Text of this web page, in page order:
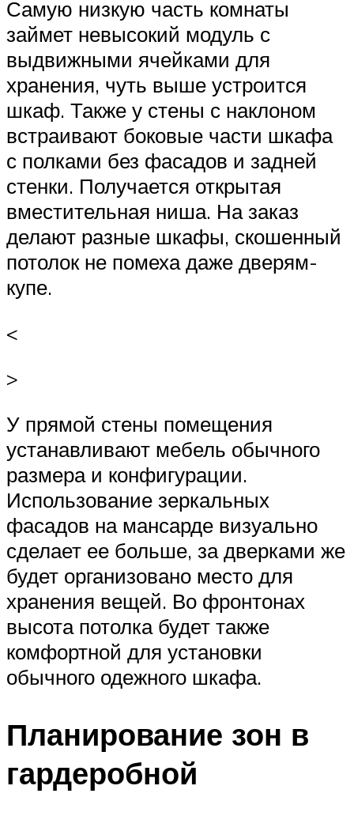
Самую низкую часть комнаты
займет невысокий модуль с
выдвижными ячейками для
хранения, чуть выше устроится
шкаф. Также у стены с наклоном
встраивают боковые части шкафа
с полками без фасадов и задней
стенки. Получается открытая
вместительная ниша. На заказ
делают разные шкафы, скошенный
потолок не помеха даже дверям-
купе.
<
>
У прямой стены помещения
устанавливают мебель обычного
размера и конфигурации.
Использование зеркальных
фасадов на мансарде визуально
сделает ее больше, за дверками же
будет организовано место для
хранения вещей. Во фронтонах
высота потолка будет также
комфортной для установки
обычного одежного шкафа.
Планирование зон в
гардеробной